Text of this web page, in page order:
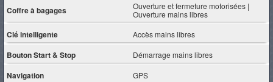
Coffre à bagages
Ouverture et fermeture motorisées |
Ouverture mains libres
Clé intelligente Accès mains libres
Bouton Start & Stop Démarrage mains libres
Navigation GPS